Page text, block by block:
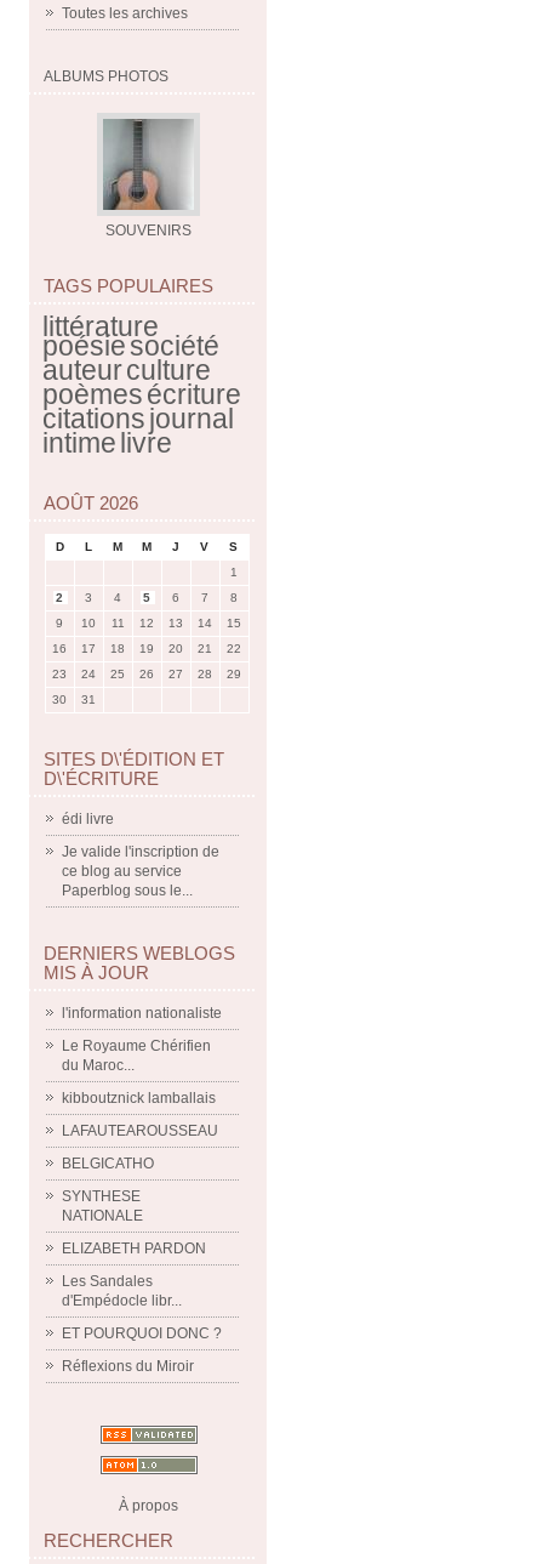
Toutes les archives
ALBUMS PHOTOS
SOUVENIRS
TAGS POPULAIRES
littérature
poésiesociété
auteurculture
poèmesécriture
citationsjournal
intimelivre
AOÛT 2026
D L M M J V
S
1
2
3 4 5 6 7
8
9
10 11 12 13 14
15
16
17 18 19 20 21
22
23
24 25 26 27 28
29
30
31
SITES D\'ÉDITION ET
D\'ÉCRITURE
édi livre
Je valide l'inscription de
ce blog au service
Paperblog sous le...
DERNIERS WEBLOGS
MIS À JOUR
l'information nationaliste
Le Royaume Chérifien
du Maroc...
kibboutznick lamballais
LAFAUTEAROUSSEAU
BELGICATHO
SYNTHESE
NATIONALE
ELIZABETH PARDON
Les Sandales
d'Empédocle libr...
ET POURQUOI DONC ?
Réflexions du Miroir
À propos
RECHERCHER